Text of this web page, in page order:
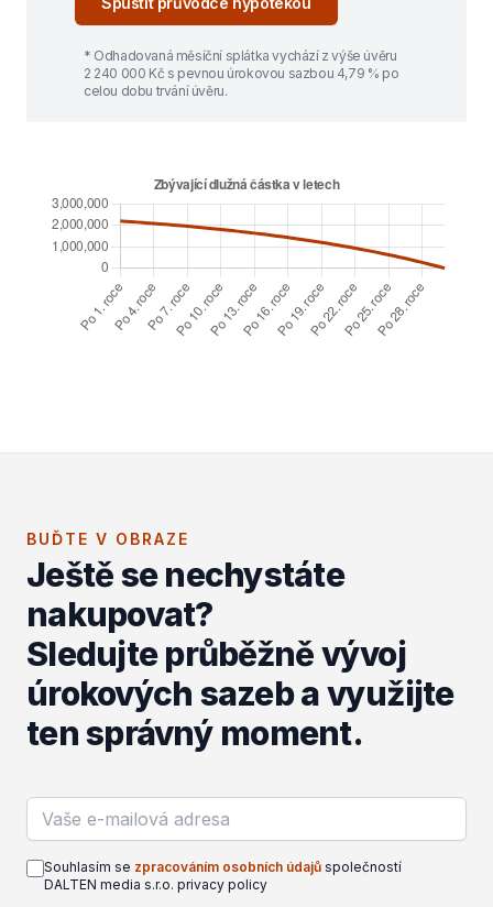
* Odhadovaná měsíční splátka vychází z výše úvěru
2 240 000 Kč s pevnou úrokovou sazbou 4,79 % po
celou dobu trvání úvěru.
BUĎTE V OBRAZE
Ještě se nechystáte
nakupovat?
Sledujte průběžně vývoj
úrokových sazeb a využijte
ten správný moment.
Email address
Souhlasím se zpracováním osobních údajů společností
DALTEN media s.r.o. privacy policy